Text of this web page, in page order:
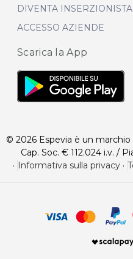
DIVENTA INSERZIONISTA
ACCESSO AZIENDE
Scarica la App
© 2026 Espevia è un marchio
Cap. Soc. € 112.024 i.v. /
·
Informativa sulla privacy·